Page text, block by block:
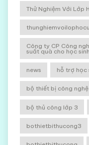
Thử Nghiệm Với Lớp
Công ty CP Công
suất quà cho học
news hỗ trợ học
bộ thiết bị công
bộ thủ công lớp 3
bothietbithucong3